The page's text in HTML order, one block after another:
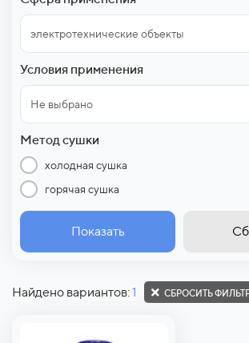
электротехнические объекты
Условия применения
Не выбрано
Метод сушки
холодная сушка
горячая сушка
Показать
Найдено вариантов:1 СБРОСИТЬ